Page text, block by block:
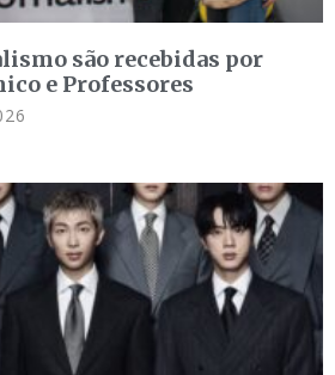
são recebidas por
e Professores